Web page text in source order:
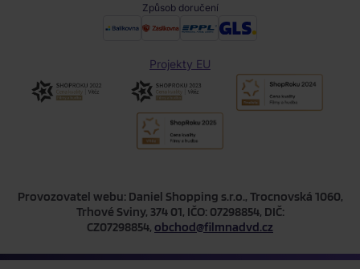
Způsob doručení
Projekty EU
Provozovatel webu: Daniel Shopping s.r.o., Trocnovská 1060,
Trhové Sviny, 374 01, IČO: 07298854, DIČ:
CZ07298854, obchod@filmnadvd.cz